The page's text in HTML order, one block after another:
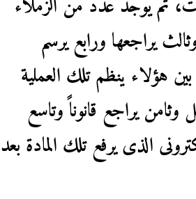
ثم يوجد عدد من الزملاء
يراجعها ورابع يرسم
هؤلاء ينظم تلك العملية
وثامن يراجع قانوناً وتاسع
الذى يرفع تلك المادة بعد